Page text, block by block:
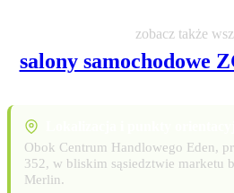
zobacz także
salony samochodowe
Obok Centrum Handlowego Eden,
352, w bliskim sąsiedztwie marketu
Merlin.